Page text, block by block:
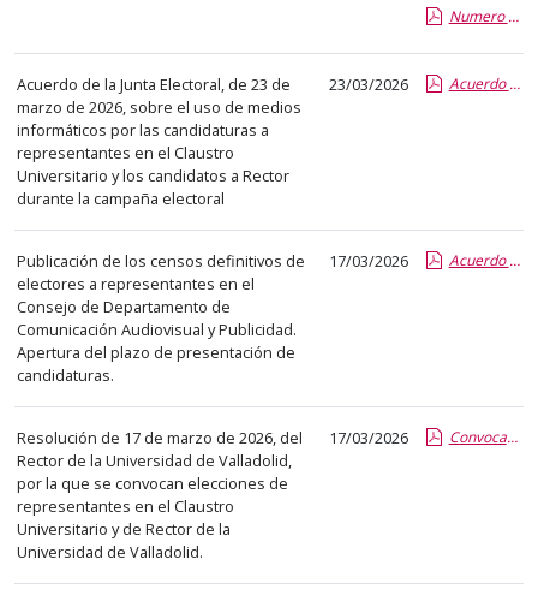
en
la
última
columna
el
enlace
que
abre
un
PDF
con
el
detalle
del
anuncio
completo.
Numero max candidatos a votar.pdf.pdf
Acuerdo de la Junta Electoral, de 23 de
marzo de 2026, sobre el uso de medios
informáticos por las candidaturas a
representantes en el Claustro
Universitario y los candidatos a Rector
durante la campaña electoral
23/03/2026 Acuerdo Junta Electoral medios informaticos candidaturas y candidatos.pdf.pdf
Publicación de los censos definitivos de
electores a representantes en el
Consejo de Departamento de
Comunicación Audiovisual y Publicidad.
Apertura del plazo de presentación de
candidaturas.
17/03/2026 Acuerdo Comision Electoral 12.03.2026.pdf.pdf
Resolución de 17 de marzo de 2026, del
Rector de la Universidad de Valladolid,
por la que se convocan elecciones de
representantes en el Claustro
Universitario y de Rector de la
Universidad de Valladolid.
17/03/2026 Convocatoria Elecciones 2026.pdf.pdf